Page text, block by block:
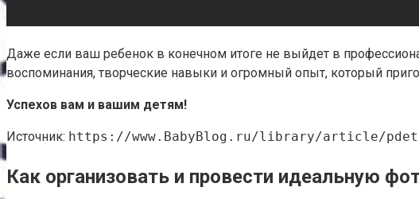
Даже если ваш ребенок в конечном итоге не выйдет в
воспоминания, творческие навыки и огромный опыт, который
Успехов вам и вашим детям!
Источник: https://www.BabyBlog.ru/library/article/
Как организовать и провести идеальную